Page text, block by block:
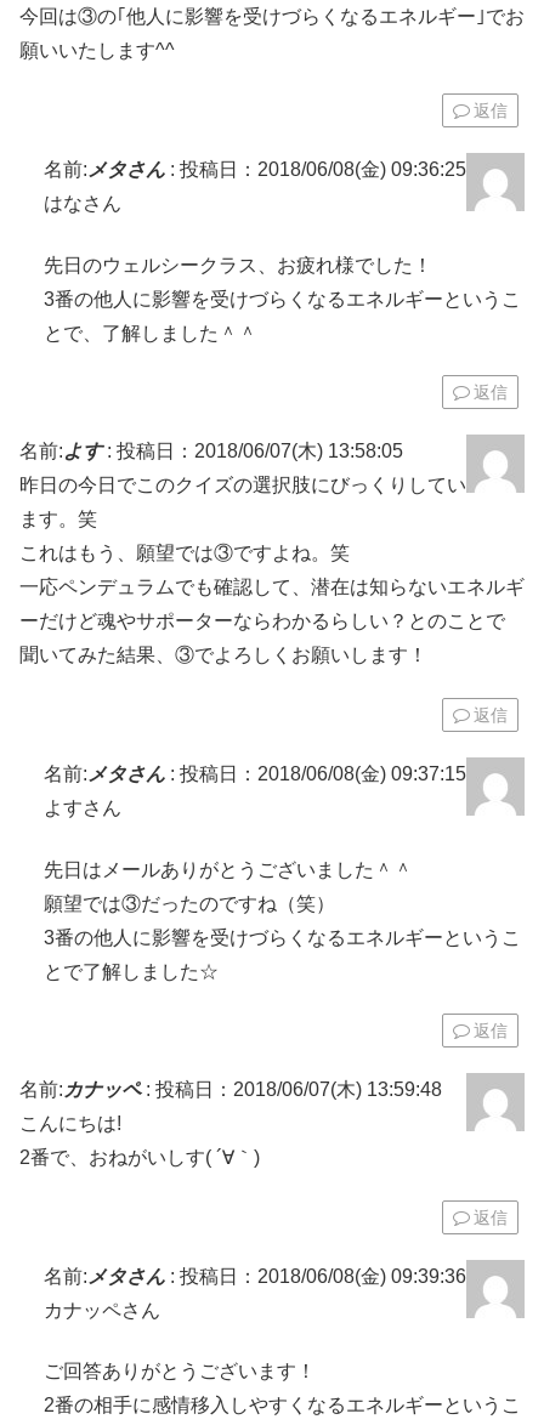
今回は③の｢他人に影響を受けづらくなるエネルギー｣でお
願いいたします^^
返信
名前: メタさん : 投稿日：2018/06/08(金) 09:36:25
はなさん
先日のウェルシークラス、お疲れ様でした！
3番の他人に影響を受けづらくなるエネルギーというこ
とで、了解しました＾＾
返信
名前:よす: 投稿日：2018/06/07(木) 13:58:05
昨日の今日でこのクイズの選択肢にびっくりしてい
ます。笑
これはもう、願望では③ですよね。笑
一応ペンデュラムでも確認して、潜在は知らないエネルギ
ーだけど魂やサポーターならわかるらしい？とのことで
聞いてみた結果、③でよろしくお願いします！
返信
名前: メタさん : 投稿日：2018/06/08(金) 09:37:15
よすさん
先日はメールありがとうございました＾＾
願望では③だったのですね（笑）
3番の他人に影響を受けづらくなるエネルギーというこ
とで了解しました☆
返信
名前: カナッペ: 投稿日：2018/06/07(木) 13:59:48
こんにちは!
2番で、おねがいしす( ´∀｀)
返信
名前: メタさん : 投稿日：2018/06/08(金) 09:39:36
カナッペさん
ご回答ありがとうございます！
2番の相手に感情移入しやすくなるエネルギーというこ